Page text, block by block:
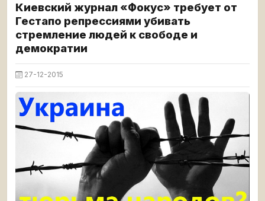
Киевский журнал «Фокус» требует от
Гестапо репрессиями убивать
стремление людей к свободе и
демократии
27-12-2015